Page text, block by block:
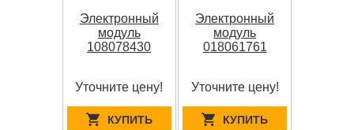
Электронный
модуль
108078430
Уточните цену!
КУПИТЬ
Электронный
модуль
018061761
Уточните цену!
КУПИТЬ